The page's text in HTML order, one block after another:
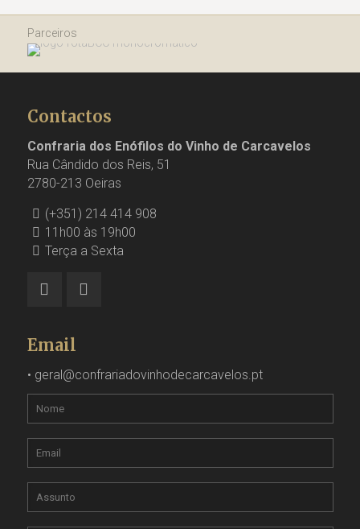
Parceiros
Contactos
Confraria dos Enófilos do Vinho de Carcavelos
Rua Cândido dos Reis, 51
2780-213 Oeiras
(+351) 214 414 908
11h00 às 19h00
Terça a Sexta
Email
• geral@confrariadovinhodecarcavelos.pt